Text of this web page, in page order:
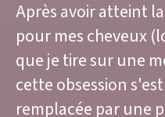
Après avoir atteint
pour mes cheveux
que je tire sur une
cette obsession
remplacée par une